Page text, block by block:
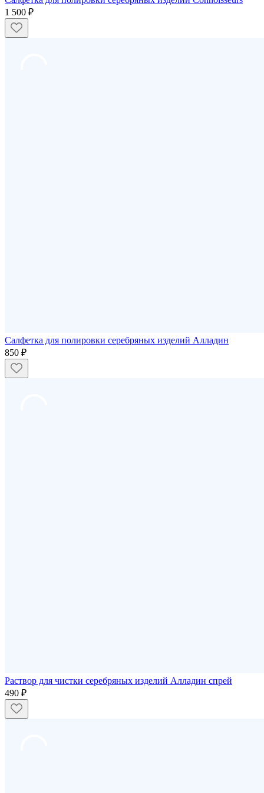
1 500 ₽
Салфетка для полировки серебряных изделий Алладин
850 ₽
Раствор для чистки серебряных изделий Алладин спрей
490 ₽